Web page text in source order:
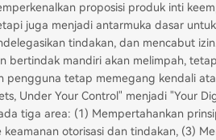
proposisi produk inti
juga menjadi antarmuka dasar
tindakan, dan mencabut
bertindak mandiri akan melimpah,
pengguna tetap memegang kendali
Under Your Control" menjadi "Your
tiga area: (1) Mempertahankan
keamanan otorisasi dan tindakan, (3)